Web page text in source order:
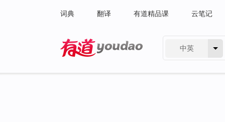
词典 翻译 有道精品课 云笔记
中英